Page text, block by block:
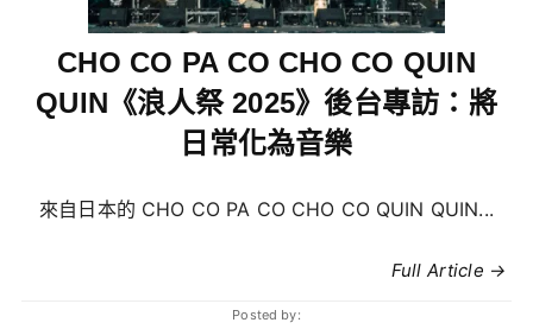
CHO CO PA CO CHO CO QUIN
QUIN《浪人祭 2025》後台專訪：將
日常化為音樂
來自日本的 CHO CO PA CO CHO CO QUIN QUIN...
Full Article →
Posted by: